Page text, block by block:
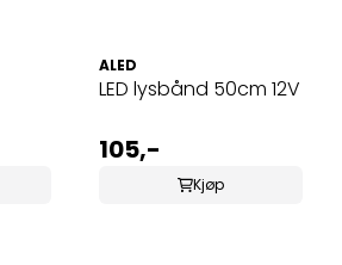
ALED
LED lysbånd 50cm 12V
105,-
Kjøp